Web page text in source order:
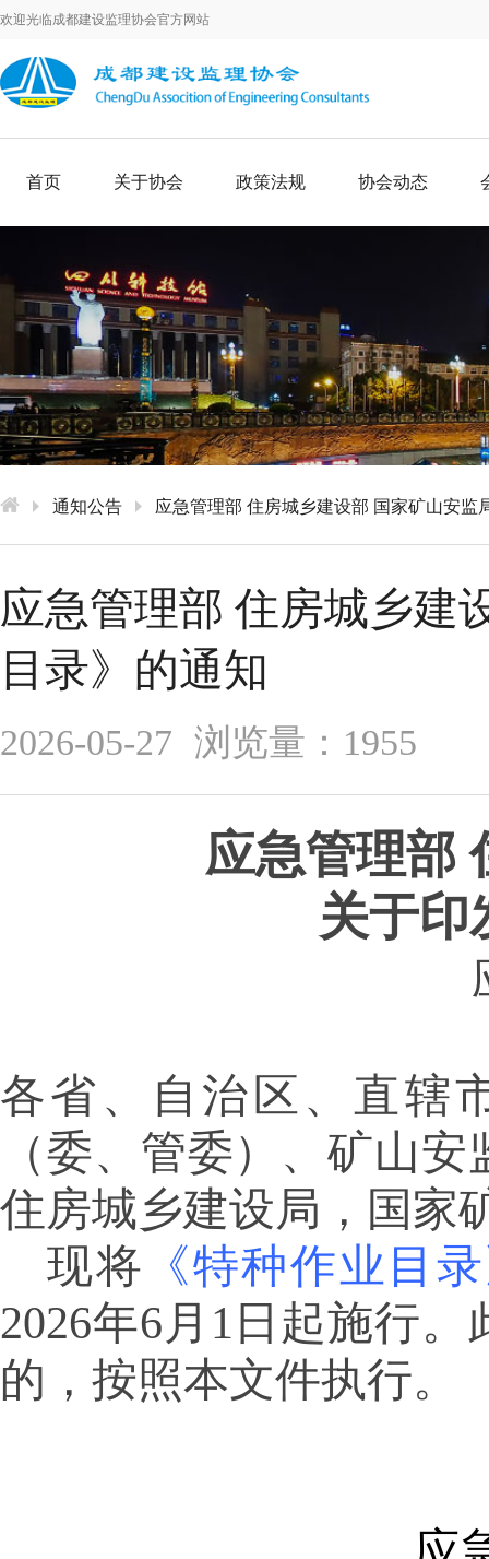
欢迎光临成都建设监理协会官方网站
首页 关于协会 政策法规 协会动态
通知公告 应急管理部 住房城乡建设部 国家矿山安监
应急管理部 住房城乡建
目录》的通知
2026-05-27 浏览量：1955
应急管理部
关于印
各省、自治区、直辖
（委、管委）、矿山
住房城乡建设局，国家
现将 《特种作业目
2026年6月1日起施行
的，按照本文件执行。